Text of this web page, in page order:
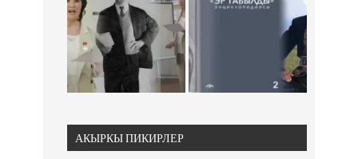
АКЫРКЫ ПИКИРЛЕР